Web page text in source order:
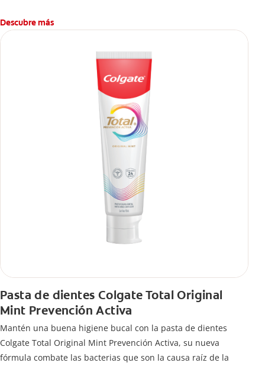
Descubre más
Pasta de dientes Colgate Total Original
Mint Prevención Activa
Mantén una buena higiene bucal con la pasta de dientes
Colgate Total Original Mint Prevención Activa, su nueva
fórmula combate las bacterias que son la causa raíz de la